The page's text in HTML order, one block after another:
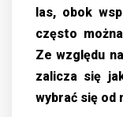
las, obok
często
Ze względu
zalicza się
wybrać się od